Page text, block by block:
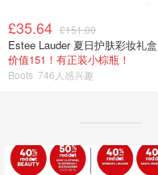
£35.64 £151.00
Estee Lauder 夏日护肤彩妆礼盒
价值151！有正装小棕瓶！
Boots 746人感兴趣